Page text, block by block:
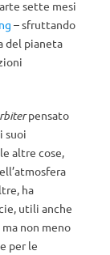
sette mesi
– sfruttando
del pianeta
pensato
suoi
altre cose,
ha
utili anche
non meno
per le